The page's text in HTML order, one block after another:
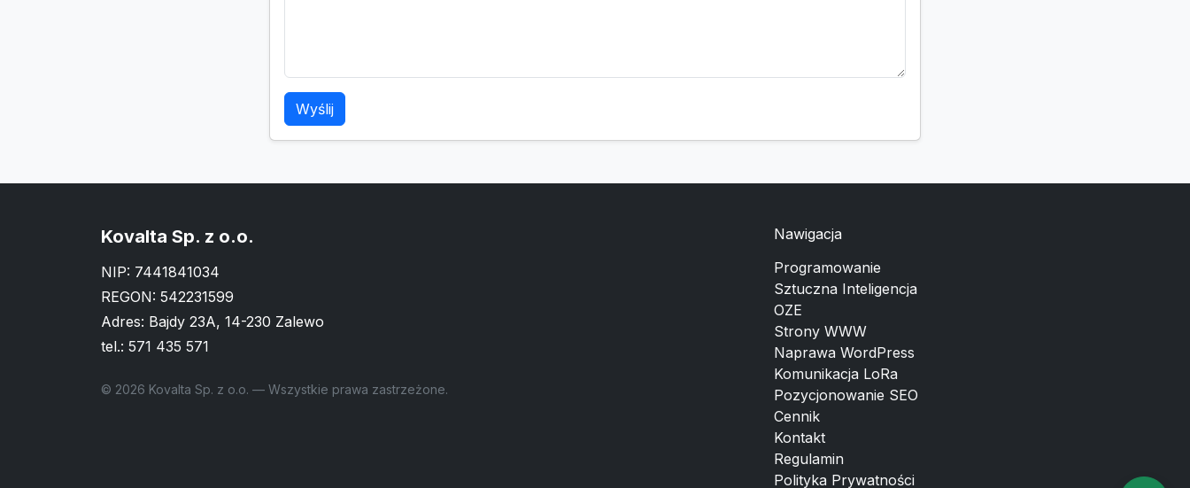
Wyślij
Kovalta Sp. z o.o.
NIP: 7441841034
REGON: 542231599
Adres: Bajdy 23A, 14-230 Zalewo
tel.: 571 435 571
© 2026 Kovalta Sp. z o.o. — Wszystkie prawa zastrzeżone.
Nawigacja
Programowanie
Sztuczna Inteligencja
OZE
Strony WWW
Naprawa WordPress
Komunikacja LoRa
Pozycjonowanie SEO
Cennik
Kontakt
Regulamin
Polityka Prywatności